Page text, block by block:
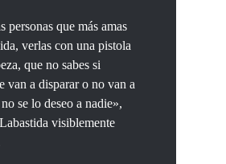
personas que más amas
verlas con una pistola
que no sabes si
van a disparar o no van a
se lo deseo a nadie»,
visiblemente